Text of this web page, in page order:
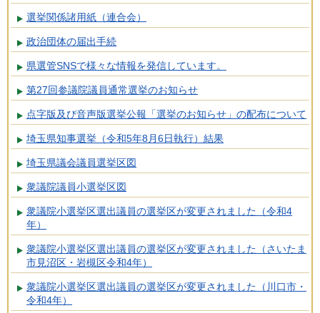
選挙関係諸用紙（連合会）
政治団体の届出手続
県選管SNSで様々な情報を発信しています。
第27回参議院議員通常選挙のお知らせ
点字版及び音声版選挙公報「選挙のお知らせ」の配布について
埼玉県知事選挙（令和5年8月6日執行）結果
埼玉県議会議員選挙区図
衆議院議員小選挙区図
衆議院小選挙区選出議員の選挙区が変更されました（令和4
年）
衆議院小選挙区選出議員の選挙区が変更されました（さいたま
市見沼区・岩槻区令和4年）
衆議院小選挙区選出議員の選挙区が変更されました（川口市・
令和4年）